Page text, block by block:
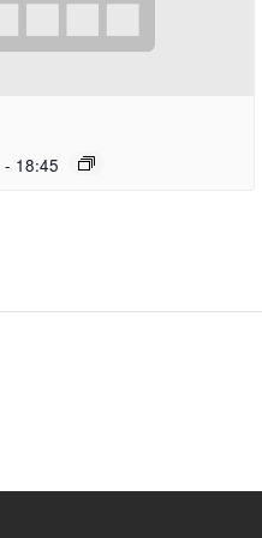
- 18:45